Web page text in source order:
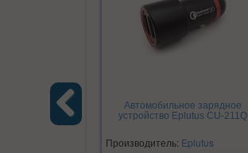
Автомобильное зарядное
устройство Eplutus CU-211Q
Производитель: Eplutus